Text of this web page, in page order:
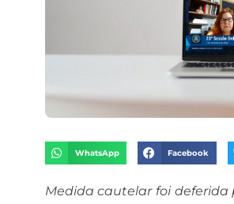
WhatsApp Facebook
Medida cautelar foi deferida